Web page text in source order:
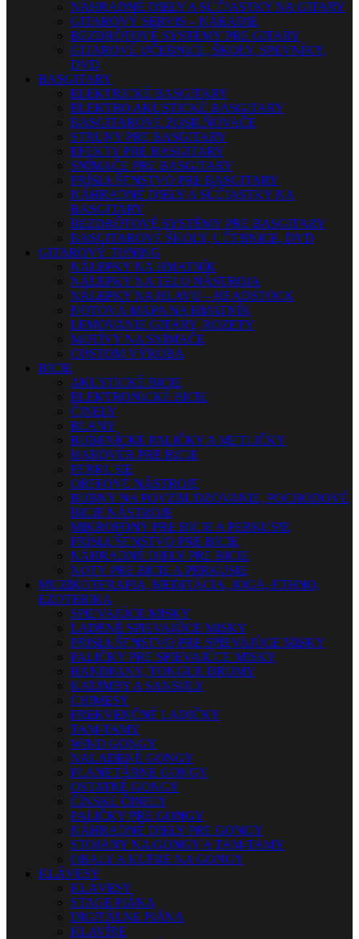
NÁHRADNÉ DIELY A SÚČIASTKY NA GITARY
GITAROVÝ SERVIS – NÁRADIE
BEZDRÔTOVÉ SYSTÉMY PRE GITARY
GITAROVÉ UČEBNICE, ŠKOLY, SPEVNÍKY,
DVD
BASGITARY
ELEKTRICKÉ BASGITARY
ELEKTRO AKUSTICKÉ BASGITARY
BASGITAROVÉ ZOSILŇOVAČE
STRUNY PRE BASGITARY
EFEKTY PRE BASGITARY
SNÍMAČE PRE BASGITARY
PRÍSLUŠENSTVO PRE BASGITARY
NÁHRADNÉ DIELY A SÚČIASTKY NA
BASGITARY
BEZDRÔTOVÉ SYSTÉMY PRE BASGITARY
BASGITAROVÉ ŠKOLY, UČEBNICE, DVD
GITAROVÝ TUNING
NÁLEPKY NA HMATNÍK
NÁLEPKY NA TELO NÁSTROJA
NÁLEPKY NA HLAVU – HEADSTOCK
NOTOVÁ MAPA NA HMATNÍK
LEMOVANIE GITARY, ROZETY
MOTÍVY NA SNÍMAČE
CUSTOM VÝROBA
BICIE
AKUSTICKÉ BICIE
ELEKTRONICKÉ BICIE
ČINELY
BLANY
BUBENÍCKE PALIČKY A METLIČKY
HARDVÉR PRE BICIE
PERKUSIE
ORFFOVÉ NÁSTROJE
BUBNY NA POVZBUDZOVANIE, POCHODOVÉ
BICIE NÁSTROJE
MIKROFÓNY PRE BICIE A PERKUSIE
PRÍSLUŠENSTVO PRE BICIE
NÁHRADNÉ DIELY PRE BICIE
NOTY PRE BICIE A PERKUSIE
MUZIKOTERAPIA, MEDITÁCIA, JOGA, ETHNO,
EZOTERIKA
SPIEVAJÚCE MISKY
LADENÉ SPIEVAJÚCE MISKY
PRISLUŠENSTVO PRE SPIEVAJÚCE MISKY
PALIČKY PRE SPIEVAJÚCE MISKY
HANDPANY, TONGUE DRUMY
KALIMBY A SANSULY
CHIMESY
FREKVENČNÉ LADIČKY
TAM-TAMY
WIND GONGY
NALADENÉ GONGY
PLANETÁRNE GONGY
OSTATNÉ GONGY
ČÍNSKE ČINELY
PALIČKY PRE GONGY
NÁHRADNÉ DIELY PRE GONGY
STOJANY NA GONGY A TAM-TAMY
OBALY A KUFRE NA GONGY
KLÁVESY
KLÁVESY
STAGE PIÁNA
DIGITÁLNE PIÁNA
KLAVÍRE